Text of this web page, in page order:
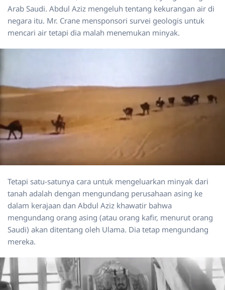
Arab Saudi. Abdul Aziz mengeluh tentang kekurangan air di
negara itu. Mr. Crane mensponsori survei geologis untuk
mencari air tetapi dia malah menemukan minyak.
Tetapi satu-satunya cara untuk mengeluarkan minyak dari
tanah adalah dengan mengundang perusahaan asing ke
dalam kerajaan dan Abdul Aziz khawatir bahwa
mengundang orang asing (atau orang kafir, menurut orang
Saudi) akan ditentang oleh Ulama. Dia tetap mengundang
mereka.